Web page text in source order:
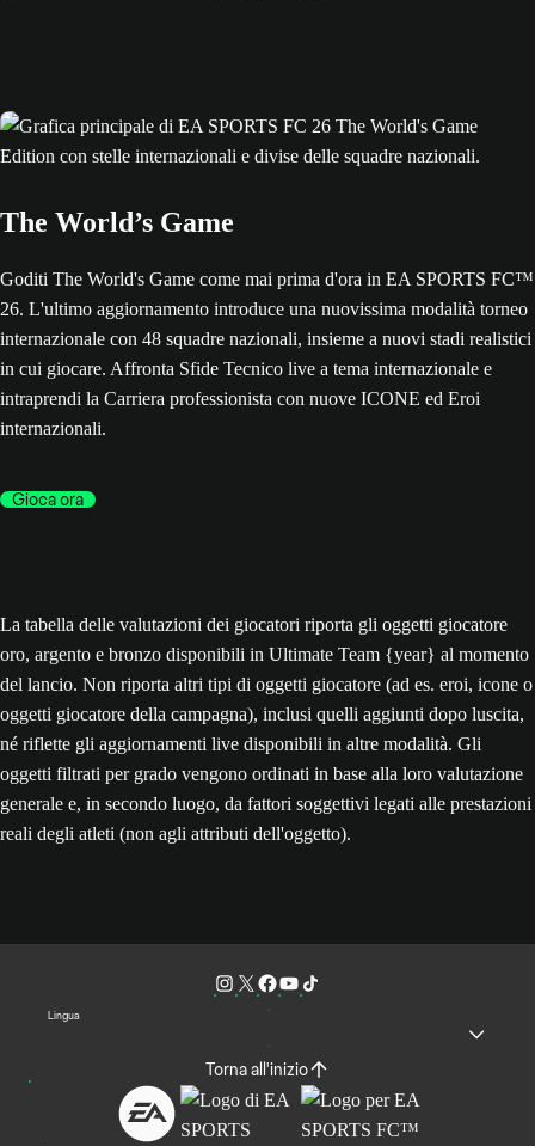
The World’s Game
Goditi The World's Game come mai prima d'ora in EA SPORTS FC™
26. L'ultimo aggiornamento introduce una nuovissima modalità torneo
internazionale con 48 squadre nazionali, insieme a nuovi stadi realistici
in cui giocare. Affronta Sfide Tecnico live a tema internazionale e
intraprendi la Carriera professionista con nuove ICONE ed Eroi
internazionali.
Gioca ora
La tabella delle valutazioni dei giocatori riporta gli oggetti giocatore
oro, argento e bronzo disponibili in Ultimate Team {year} al momento
del lancio. Non riporta altri tipi di oggetti giocatore (ad es. eroi, icone o
oggetti giocatore della campagna), inclusi quelli aggiunti dopo luscita,
né riflette gli aggiornamenti live disponibili in altre modalità. Gli
oggetti filtrati per grado vengono ordinati in base alla loro valutazione
generale e, in secondo luogo, da fattori soggettivi legati alle prestazioni
reali degli atleti (non agli attributi dell'oggetto).
Lingua
Torna all'inizio